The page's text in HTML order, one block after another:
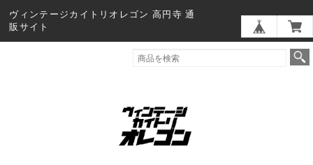
ヴィンテージカイトリオレゴン 高円寺 通
販サイト